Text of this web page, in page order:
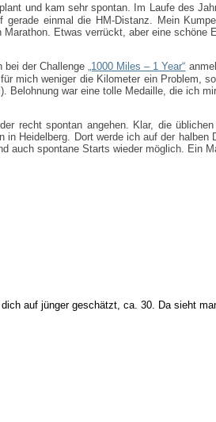
und kam sehr spontan. Im Laufe des
einmal die HM-Distanz. Mein
Etwas verrückt, aber eine schöne
der Challenge
„1000 Miles – 1 Year“
mich weniger die Kilometer ein Problem,
war eine tolle Medaille, die ich
recht spontan angehen. Klar, die
Heidelberg. Dort werde ich auf der
spontane Starts wieder möglich. Ein
auf jünger geschätzt, ca. 30. Da sieht